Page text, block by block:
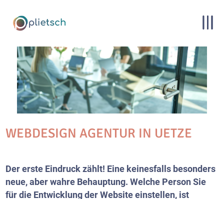
WEBDESIGN AGENTUR IN UETZE
Der erste Eindruck zählt! Eine keinesfalls besonders
neue, aber wahre Behauptung. Welche Person Sie
für die Entwicklung der Website einstellen, ist